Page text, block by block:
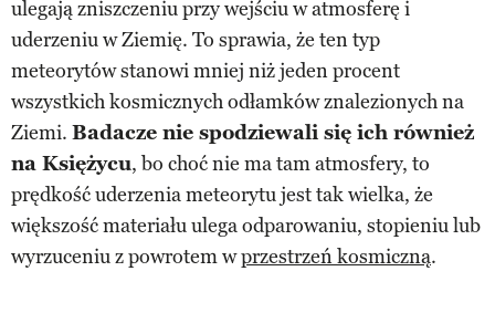
ulegają zniszczeniu przy wejściu w atmosferę i
uderzeniu w Ziemię. To sprawia, że ten typ
meteorytów stanowi mniej niż jeden procent
wszystkich kosmicznych odłamków znalezionych na
Ziemi. Badacze nie spodziewali się ich również
na Księżycu, bo choć nie ma tam atmosfery, to
prędkość uderzenia meteorytu jest tak wielka, że
większość materiału ulega odparowaniu, stopieniu lub
wyrzuceniu z powrotem wprzestrzeń kosmiczną.